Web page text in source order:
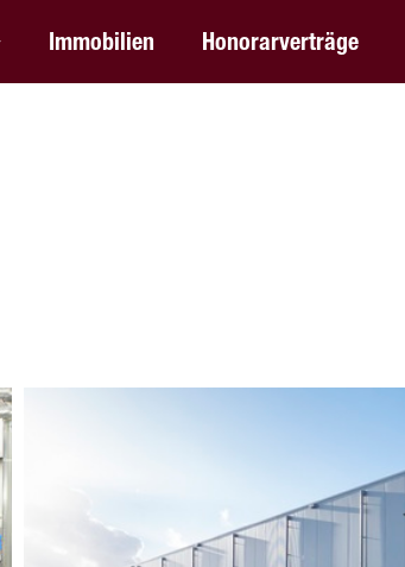
Immobilien Honorarverträge